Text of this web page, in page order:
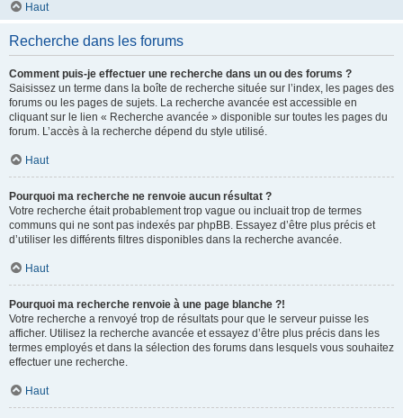
Haut
Recherche dans les forums
Comment puis-je effectuer une recherche dans un ou des forums ?
Saisissez un terme dans la boîte de recherche située sur l’index, les pages des
forums ou les pages de sujets. La recherche avancée est accessible en
cliquant sur le lien « Recherche avancée » disponible sur toutes les pages du
forum. L’accès à la recherche dépend du style utilisé.
Haut
Pourquoi ma recherche ne renvoie aucun résultat ?
Votre recherche était probablement trop vague ou incluait trop de termes
communs qui ne sont pas indexés par phpBB. Essayez d’être plus précis et
d’utiliser les différents filtres disponibles dans la recherche avancée.
Haut
Pourquoi ma recherche renvoie à une page blanche ?!
Votre recherche a renvoyé trop de résultats pour que le serveur puisse les
afficher. Utilisez la recherche avancée et essayez d’être plus précis dans les
termes employés et dans la sélection des forums dans lesquels vous souhaitez
effectuer une recherche.
Haut